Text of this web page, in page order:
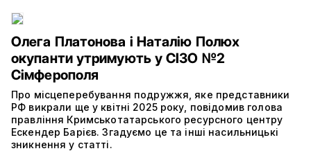
Олега Платонова і Наталію Полюх
окупанти утримують у СІЗО №2
Сімферополя
Про місцеперебування подружжя, яке представники
РФ викрали ще у квітні 2025 року, повідомив голова
правління Кримськотатарського ресурсного центру
Ескендер Барієв. Згадуємо це та інші насильницькі
зникнення у статті.